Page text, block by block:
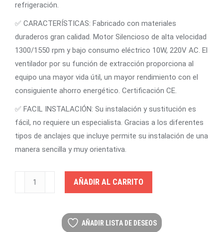
refrigeración.
✅ CARACTERÍSTICAS: Fabricado con materiales
duraderos gran calidad. Motor Silencioso de alta velocidad
1300/1550 rpm y bajo consumo eléctrico 10W, 220V AC. El
ventilador por su función de extracción proporciona al
equipo una mayor vida útil, un mayor rendimiento con el
consiguiente ahorro energético. Certificación CE.
✅ FACIL INSTALACIÓN: Su instalación y sustitución es
fácil, no requiere un especialista. Gracias a los diferentes
tipos de anclajes que incluye permite su instalación de una
manera sencilla y muy orientativa.
AÑADIR AL CARRITO
AÑADIR LISTA DE DESEOS